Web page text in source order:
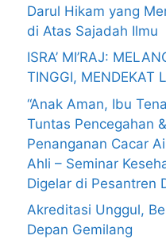
Darul Hikam yang
di Atas Sajadah Ilmu
ISRA’ MI’RAJ:
TINGGI, MENDEKAT
“Anak Aman, Ibu
Tuntas Pencegahan &
Penanganan Cacar
Ahli – Seminar
Digelar di Pesantren
Akreditasi Unggul,
Depan Gemilang